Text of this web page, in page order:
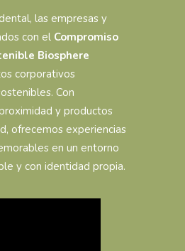
las empresas y
con el Compromiso
Biosphere
corporativos
Con
y productos
ofrecemos experiencias
en un entorno
y con identidad propia.